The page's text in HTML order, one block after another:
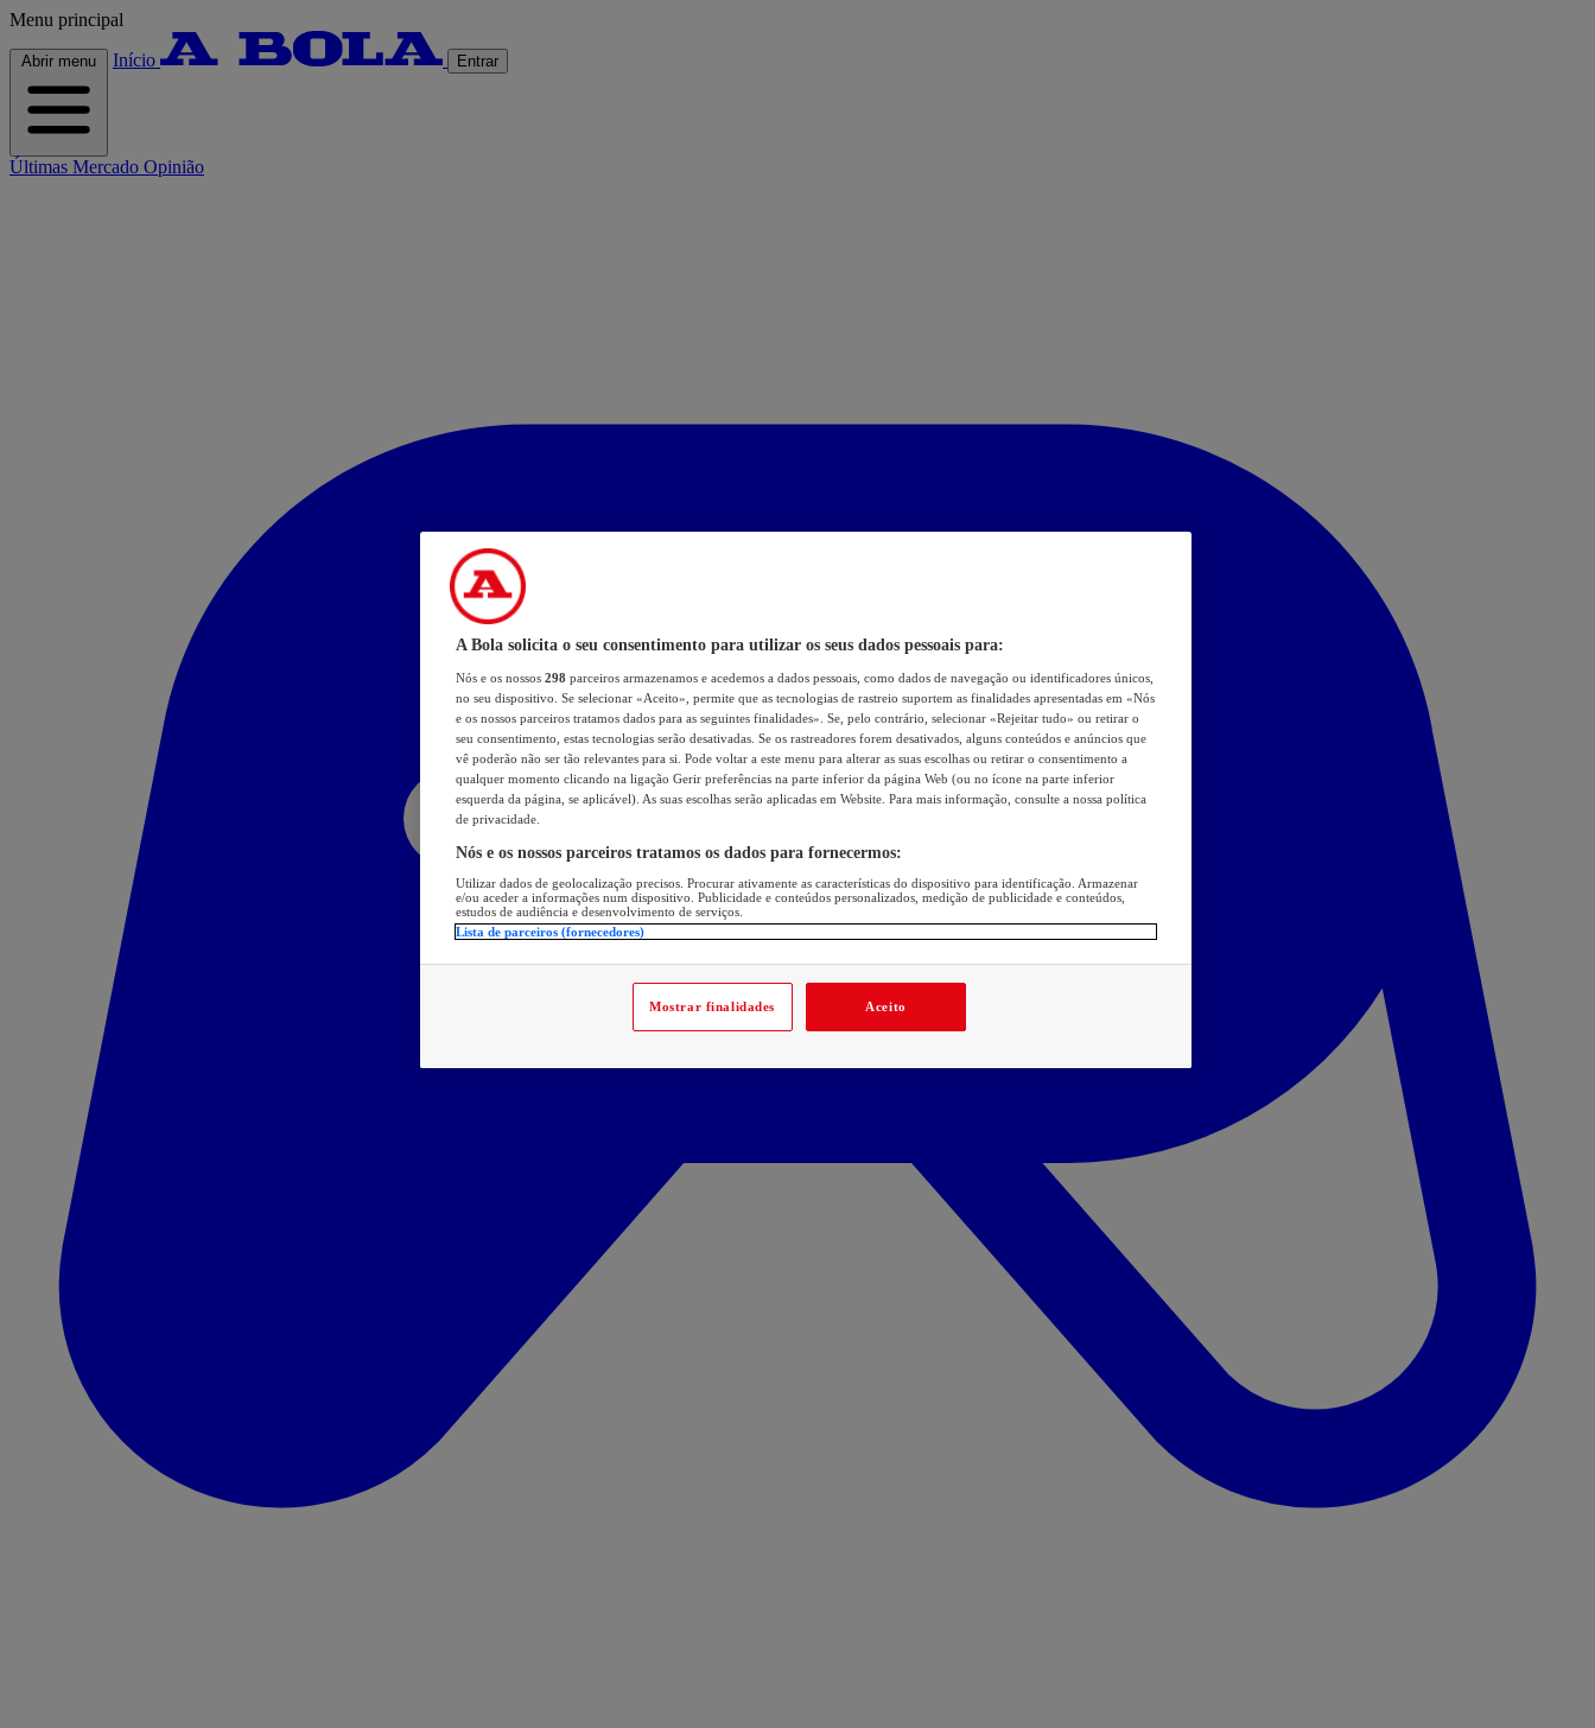
Menu principal
Abrir menu Início Entrar
Últimas Mercado Opinião
A Bola solicita o seu consentimento para utilizar os seus dados pessoais para:
Nós e os nossos 298 parceiros armazenamos e acedemos a dados pessoais, como dados de navegação ou identificadores únicos,
no seu dispositivo. Se selecionar «Aceito», permite que as tecnologias de rastreio suportem as finalidades apresentadas em «Nós
e os nossos parceiros tratamos dados para as seguintes finalidades». Se, pelo contrário, selecionar «Rejeitar tudo» ou retirar o
seu consentimento, estas tecnologias serão desativadas. Se os rastreadores forem desativados, alguns conteúdos e anúncios que
vê poderão não ser tão relevantes para si. Pode voltar a este menu para alterar as suas escolhas ou retirar o consentimento a
qualquer momento clicando na ligação Gerir preferências na parte inferior da página Web (ou no ícone na parte inferior
esquerda da página, se aplicável). As suas escolhas serão aplicadas em Website. Para mais informação, consulte a nossa política
de privacidade.
Nós e os nossos parceiros tratamos os dados para fornecermos:
Utilizar dados de geolocalização precisos. Procurar ativamente as características do dispositivo para identificação. Armazenar
e/ou aceder a informações num dispositivo. Publicidade e conteúdos personalizados, medição de publicidade e conteúdos,
estudos de audiência e desenvolvimento de serviços.
Lista de parceiros (fornecedores)
Mostrar finalidades Aceito